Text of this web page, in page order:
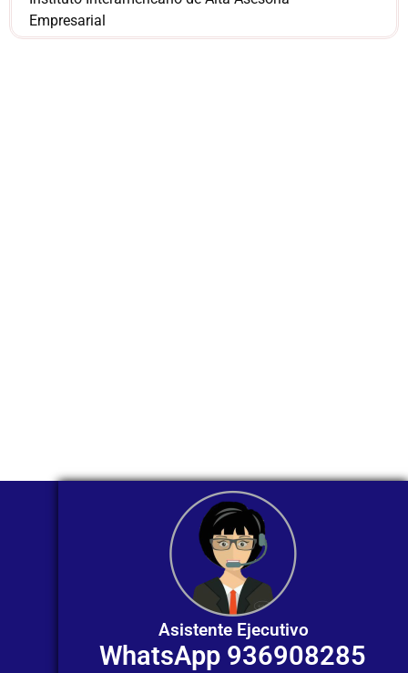
Empresarial
Asistente Ejecutivo
WhatsApp 936908285